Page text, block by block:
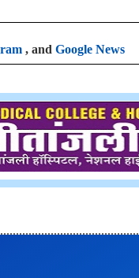
, and Google News